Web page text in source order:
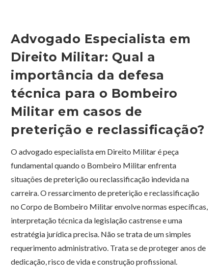
Advogado Especialista em
Direito Militar: Qual a
importância da defesa
técnica para o Bombeiro
Militar em casos de
preterição e reclassificação?
O advogado especialista em Direito Militar é peça
fundamental quando o Bombeiro Militar enfrenta
situações de preterição ou reclassificação indevida na
carreira. O ressarcimento de preterição e reclassificação
no Corpo de Bombeiro Militar envolve normas específicas,
interpretação técnica da legislação castrense e uma
estratégia jurídica precisa. Não se trata de um simples
requerimento administrativo. Trata se de proteger anos de
dedicação, risco de vida e construção profissional.